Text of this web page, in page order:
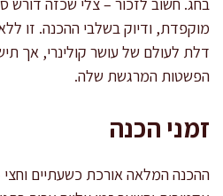
מוקפדת, ודיוק בשלבי ההכנה. זו
דלת לעולם של עושר קולינרי, אך
הפשטות המרגשת שלה.
זמני הכנה